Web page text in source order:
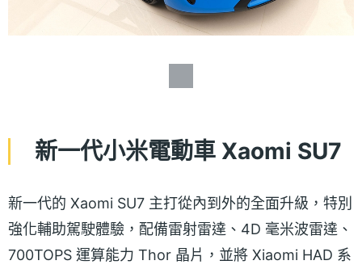
新一代小米電動車 Xaomi SU7
新一代的 Xaomi SU7 主打從內到外的全面升級，特別
強化輔助駕駛體驗，配備雷射雷達、4D 毫米波雷達、
700TOPS 運算能力 Thor 晶片，並將 Xiaomi HAD 系